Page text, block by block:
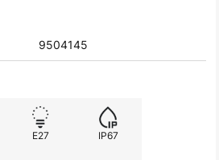
9504145
E27 IP67